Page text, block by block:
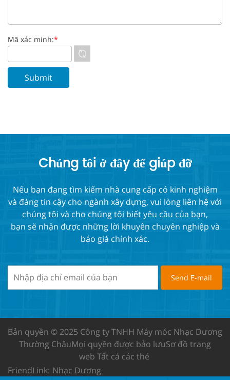
Mã xác minh:*
Chúng tôi ở đây để giúp đỡ
Nếu bạn đang tìm kiếm nhà cung cấp có kinh nghiệm
và đáng tin cậy cho ngành xây dựng, vui lòng liên hệ với
chúng tôi và cho chúng tôi biết yêu cầu của bạn,
bạn sẽ nhận được những lời khuyên chuyên nghiệp và
báo giá chính xác.
Bản quyền © 2025 Công ty TNHH Máy móc Nhạc Dương
Thường ChâuMọi quyền được bảo lưuSơ đồ trang
web Tất cả các thẻ
FriendLink: Nhạc Dương